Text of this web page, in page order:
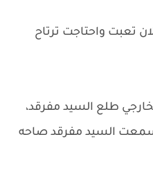
تعبت واحتاجت ترتاح
طلع السيد مفرقد،
السيد مفرقد صاحه